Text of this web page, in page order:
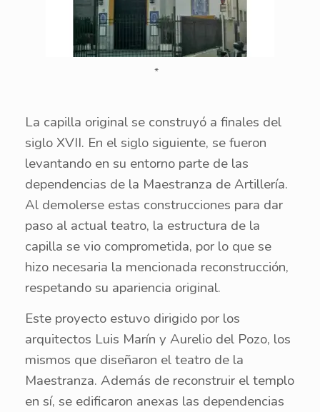
*
La capilla original se construyó a finales del
siglo XVII. En el siglo siguiente, se fueron
levantando en su entorno parte de las
dependencias de la Maestranza de Artillería.
Al demolerse estas construcciones para dar
paso al actual teatro, la estructura de la
capilla se vio comprometida, por lo que se
hizo necesaria la mencionada reconstrucción,
respetando su apariencia original.
Este proyecto estuvo dirigido por los
arquitectos Luis Marín y Aurelio del Pozo, los
mismos que diseñaron el teatro de la
Maestranza. Además de reconstruir el templo
en sí, se edificaron anexas las dependencias